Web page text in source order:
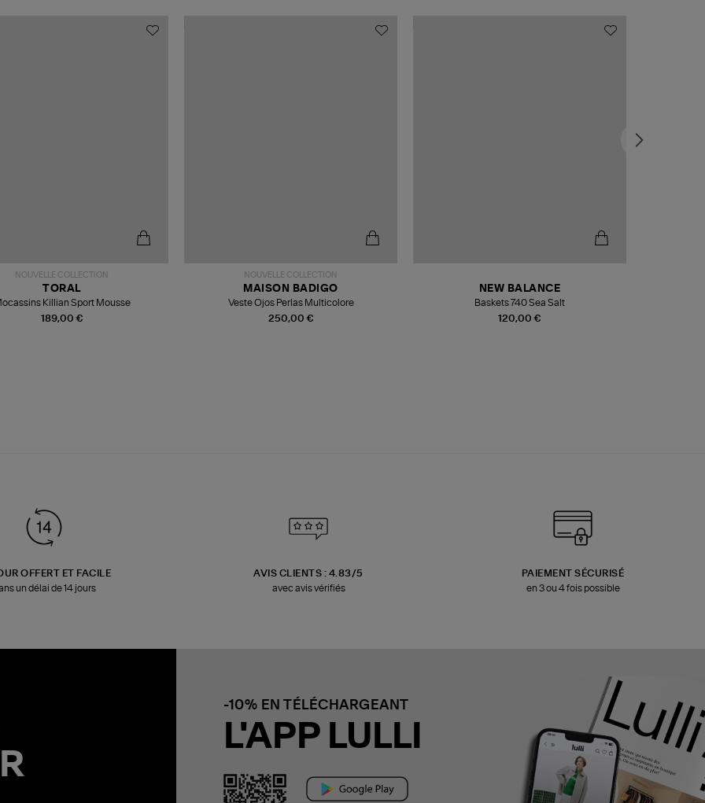
NOUVELLE COLLECTION
189,00 €
TORAL
Killian Sport Mousse
NOUVELLE COLLECTION
250,00 €
MAISON BADIGO
Veste Ojos Perlas Multicolore
120,00 €
NEW BALANCE
Baskets 740 Sea Salt
OFFERT ET FACILE
un délai de 14 jours
AVIS CLIENTS : 4.83/5
avec avis vérifiés
PAIEMENT SÉCURISÉ
en 3 ou 4 fois possible
-10% EN TÉLÉCHARGEANT
L'APP LULLI